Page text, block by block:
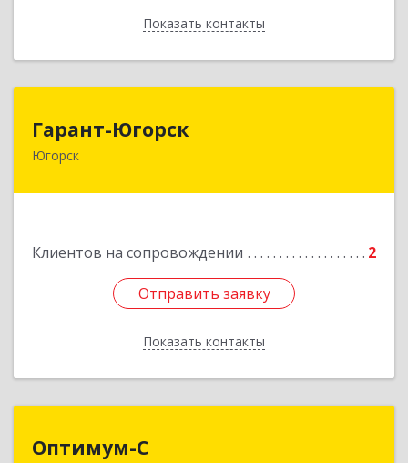
Показать контакты
Назад
Гарант-Югорск
Югорск
Клиентов на сопровождении 2
Отправить заявку
Показать контакты
628260, Ханты-Мансийский Автономный округ
Отправить заявку
Назад
Оптимум-С